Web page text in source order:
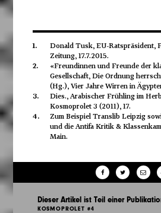
1.
Donald Tusk, EU-Ratspräsident,
Zeitung, 17.7.2015.
2.
«Freundinnen und Freunde der
Gesellschaft, Die Ordnung
(Hg.), Vier Jahre Wirren in
3.
Dies., Arabischer Frühling im
Kosmoprolet 3 (2011), 17.
4.
Zum Beispiel Translib Leipzig
und die Antifa Kritik &
Main.
Dieser Artikel ist Teil einer
KOSMOPROLET #4